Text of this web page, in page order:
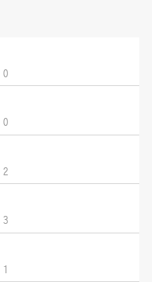
0
0
2
3
1